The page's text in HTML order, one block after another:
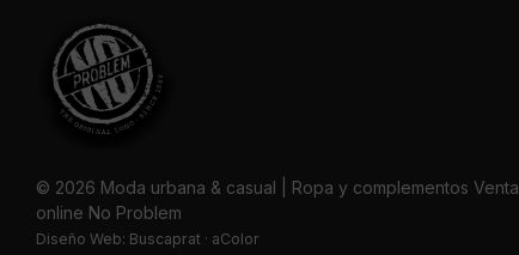
© 2026 Moda urbana & casual | Ropa y complementos Venta
online No Problem
Diseño Web: Buscaprat · aColor